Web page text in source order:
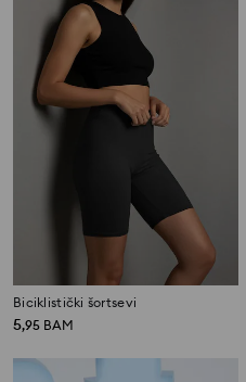
Biciklistički šortsevi
5,95 BAM